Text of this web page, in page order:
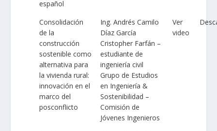
español
Consolidación
de la
construcción
sostenible como
alternativa para
la vivienda rural:
innovación en el
marco del
posconflicto
Ing. Andrés Camilo
Díaz García
Cristopher Farfán –
estudiante de
ingeniería civil
Grupo de Estudios
en Ingeniería &
Sostenibilidad –
Comisión de
Jóvenes Ingenieros
Ver
video